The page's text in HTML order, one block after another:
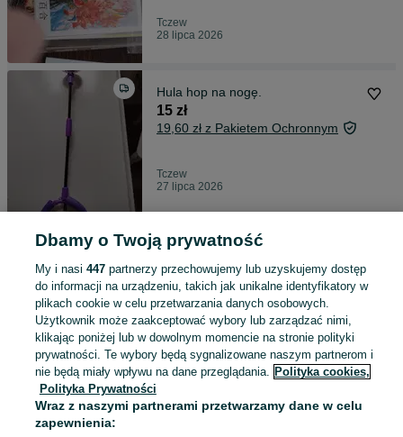
Tczew
28 lipca 2026
Hula hop na nogę.
15 zł
19,60 zł z Pakietem Ochronnym
Tczew
27 lipca 2026
Zestaw do malowania motyw
15 zł
19,50 zł z Pakietem Ochronnym
Tczew
27 lipca 2026
20 zł
Dbamy o Twoją prywatność
My i nasi 447partnerzy przechowujemy lub uzyskujemy dostęp
do informacji na urządzeniu, takich jak unikalne identyfikatory w
plikach cookie w celu przetwarzania danych osobowych.
Użytkownik może zaakceptować wybory lub zarządzać nimi,
klikając poniżej lub w dowolnym momencie na stronie polityki
prywatności. Te wybory będą sygnalizowane naszym partnerom i
nie będą miały wpływu na dane przeglądania. Polityka cookies,
Polityka Prywatności
Wraz z naszymi partnerami przetwarzamy dane w celu
zapewnienia: